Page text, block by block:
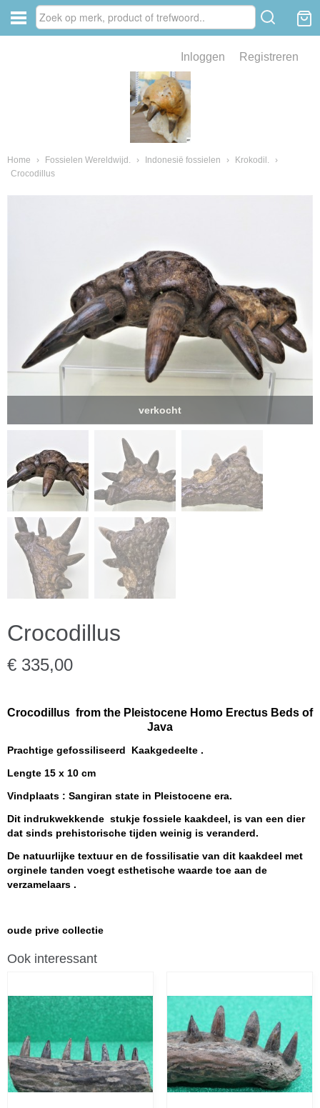
Inloggen Registreren
Home › Fossielen Wereldwijd. › Indonesië fossielen › Krokodil.
›
Crocodillus
verkocht
Crocodillus
€ 335,00
Crocodillus from the Pleistocene Homo Erectus Beds of
Java
Prachtige gefossiliseerd
Kaakgedeelte .
Lengte 15 x 10 cm
Vindplaats : Sangiran state in Pleistocene era.
Dit indrukwekkende stukje fossiele kaakdeel, is van een dier
dat sinds prehistorische tijden weinig is veranderd.
De natuurlijke textuur en de fossilisatie van dit kaakdeel met
orginele tanden voegt esthetische waarde toe aan de
verzamelaars .
oude prive collectie
Ook interessant
van fossielen en mineralen